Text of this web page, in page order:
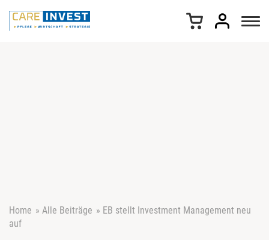
Home » Alle Beiträge » EB stellt Investment Management neu
auf